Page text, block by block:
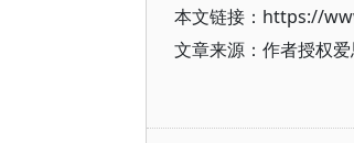
本文链接：https://
文章来源：作者授权